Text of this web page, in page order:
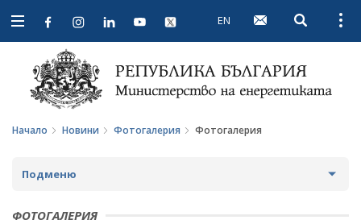
Open
navigation
EN Open
Начало Новини Фотогалерия Фотогалерия
Подменю
НОВИНИ
ФОТОГАЛЕРИЯ